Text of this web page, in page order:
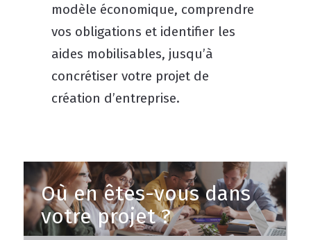
modèle économique, comprendre
vos obligations et identifier les
aides mobilisables, jusqu’à
concrétiser votre projet de
création d’entreprise.
Où en êtes-vous dans
votre projet ?